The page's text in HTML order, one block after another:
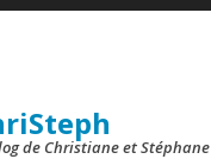
de Christiane et Stéphane